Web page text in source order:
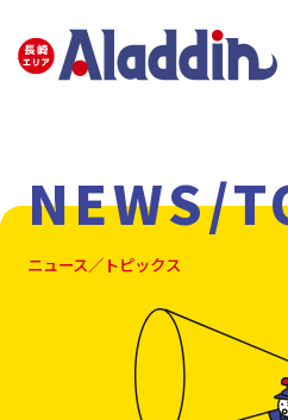
NEWS/
ニュース／トピックス